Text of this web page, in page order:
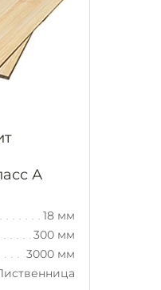
А
18 мм
300 мм
3000 мм